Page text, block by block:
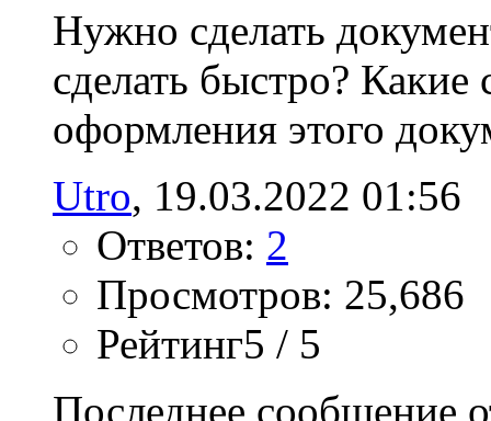
Нужно сделать
сделать быстро?
оформления этого
Utro‎, 19.03.2022 01:56
Ответов: 2
Просмотров: 25,686
Рейтинг5 / 5
Последнее сообщение